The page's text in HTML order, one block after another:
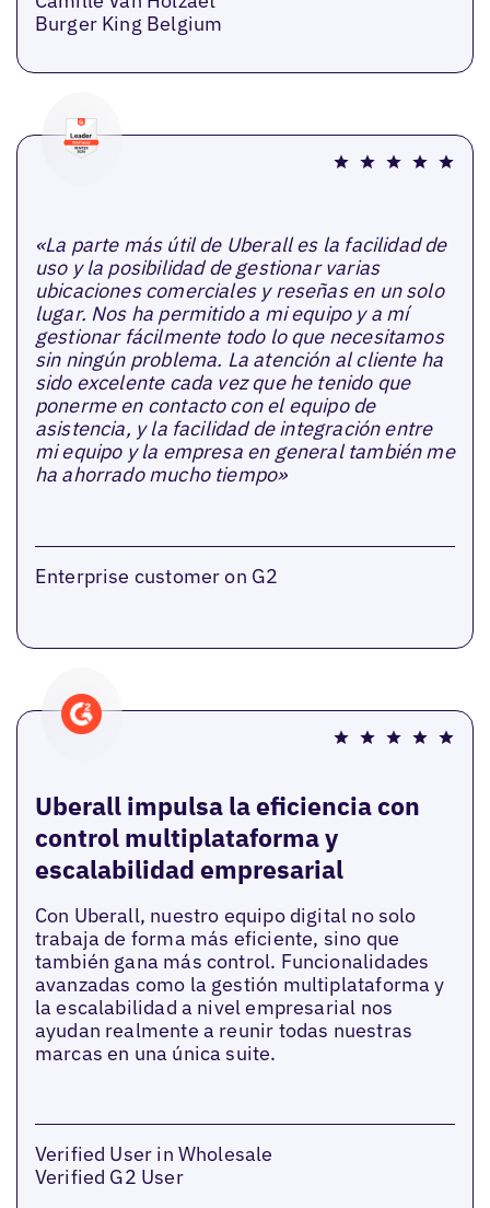
Burger King Belgium
«La parte más útil de Uberall es la facilidad de
uso y la posibilidad de gestionar varias
ubicaciones comerciales y reseñas en un solo
lugar. Nos ha permitido a mi equipo y a mí
gestionar fácilmente todo lo que necesitamos
sin ningún problema. La atención al cliente ha
sido excelente cada vez que he tenido que
ponerme en contacto con el equipo de
asistencia, y la facilidad de integración entre
mi equipo y la empresa en general también me
ha ahorrado mucho tiempo»
Enterprise customer on G2
Uberall impulsa la eficiencia con
control multiplataforma y
escalabilidad empresarial
Con Uberall, nuestro equipo digital no solo
trabaja de forma más eficiente, sino que
también gana más control. Funcionalidades
avanzadas como la gestión multiplataforma y
la escalabilidad a nivel empresarial nos
ayudan realmente a reunir todas nuestras
marcas en una única suite.
Verified User in Wholesale
Verified G2 User